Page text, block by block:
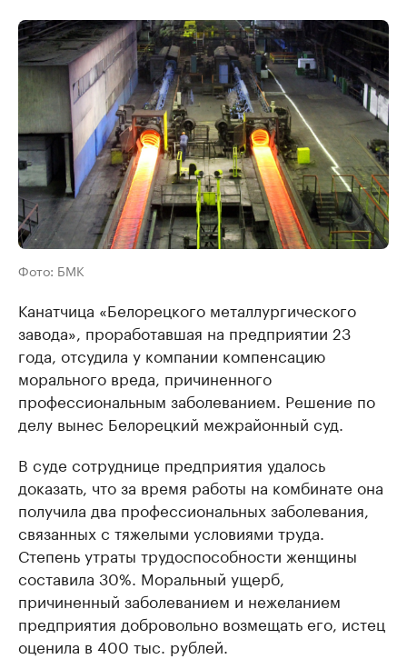
Фото: БМК
Канатчица «Белорецкого металлургического
завода», проработавшая на предприятии 23
года, отсудила у компании компенсацию
морального вреда, причиненного
профессиональным заболеванием. Решение по
делу вынес Белорецкий межрайонный суд.
В суде сотруднице предприятия удалось
доказать, что за время работы на комбинате она
получила два профессиональных заболевания,
связанных с тяжелыми условиями труда.
Степень утраты трудоспособности женщины
составила 30%. Моральный ущерб,
причиненный заболеванием и нежеланием
предприятия добровольно возмещать его, истец
оценила в 400 тыс. рублей.